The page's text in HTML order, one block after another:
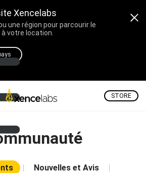
Xencelabs
une région pour parcourir le
votre location.
STORE
Nouvelles et Avis